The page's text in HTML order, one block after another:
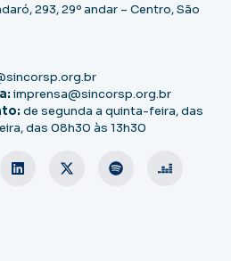
293, 29º andar – Centro, São
imprensa@sincorsp.org.br
de segunda a quinta-feira, das
das 08h30 às 13h30